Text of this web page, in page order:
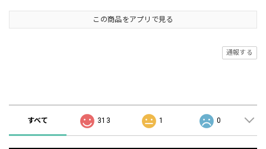
この商品をアプリで見る
通報する
すべて 313 1 0